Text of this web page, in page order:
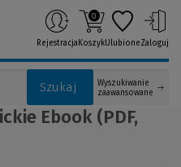
Szukaj
Wyszukiwanie
zaawansowane
Rejestracja
0
KoszykUlubioneZaloguj
Ebook (PDF,